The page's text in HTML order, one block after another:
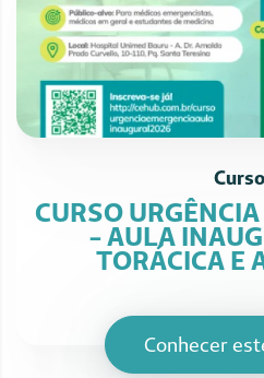
CURSO
- AULA
TORÁCICA E
Conhecer